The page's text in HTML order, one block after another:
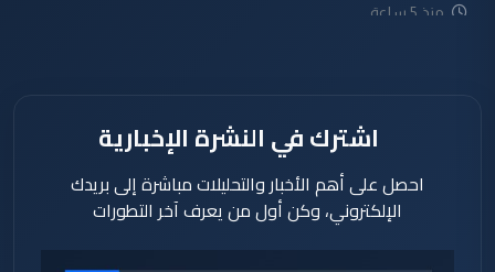
منذ 5 ساعة
اشترك في النشرة الإخبارية
احصل على أهم الأخبار والتحليلات مباشرة إلى بريدك
الإلكتروني، وكن أول من يعرف آخر التطورات